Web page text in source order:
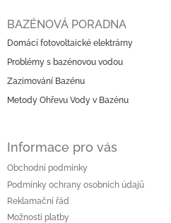
BAZÉNOVÁ PORADNA
Domácí fotovoltaické elektrárny
Problémy s bazénovou vodou
Zazimování Bazénu
Metody Ohřevu Vody v Bazénu
Informace pro vás
Obchodní podmínky
Podmínky ochrany osobních údajů
Reklamační řád
Možnosti platby